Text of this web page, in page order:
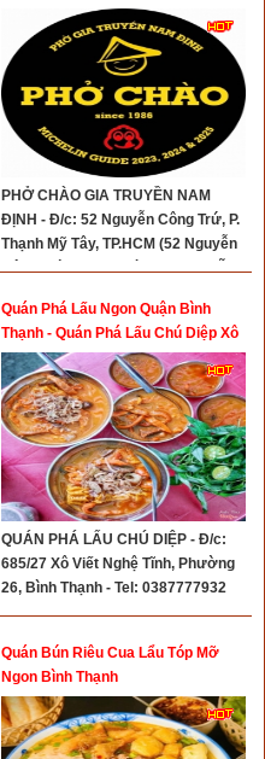
PHỞ CHÀO GIA TRUYỀN NAM
ĐỊNH - Đ/c: 52 Nguyễn Công Trứ, P.
Thạnh Mỹ Tây, TP.HCM (52 Nguyễn
Công Trứ, P.19, Q. Bình Thạnh CŨ) -
Quán Phá Lấu Ngon Quận Bình
Thạnh - Quán Phá Lấu Chú Diệp Xô
Viết Nghệ Tĩnh Bình Thạnh
QUÁN PHÁ LẤU CHÚ DIỆP - Đ/c:
685/27 Xô Viết Nghệ Tĩnh, Phường
26, Bình Thạnh - Tel: 0387777932
Quán Bún Riêu Cua Lẩu Tóp Mỡ
Ngon Bình Thạnh